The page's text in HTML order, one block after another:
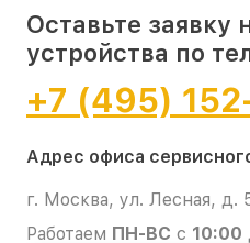
Оставьте заявку
устройства по
+7 (495)
Адрес офиса
г. Москва, ул. Лесная, д.
Работаем ПН-ВС с 10:00